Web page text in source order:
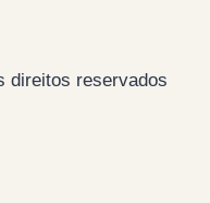
direitos reservados